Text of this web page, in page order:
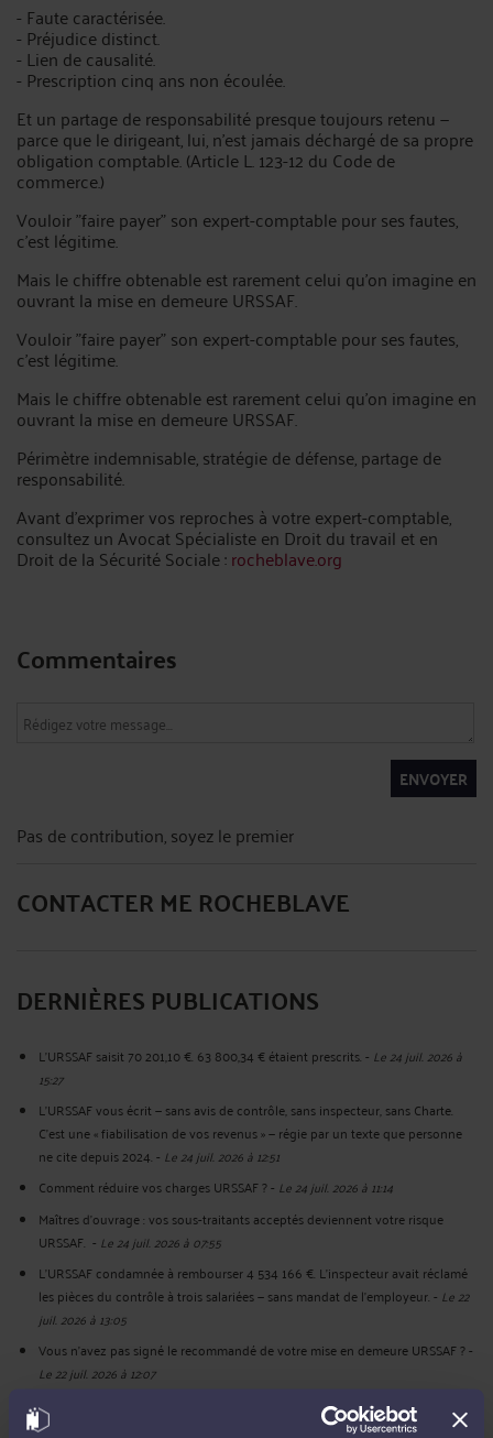
- Faute caractérisée.
- Préjudice distinct.
- Lien de causalité.
- Prescription cinq ans non écoulée.
Et un partage de responsabilité presque toujours retenu —
parce que le dirigeant, lui, n'est jamais déchargé de sa propre
obligation comptable. (Article L. 123-12 du Code de
commerce.)
Vouloir "faire payer" son expert-comptable pour ses fautes,
c'est légitime.
Mais le chiffre obtenable est rarement celui qu'on imagine en
ouvrant la mise en demeure URSSAF.
Vouloir "faire payer" son expert-comptable pour ses fautes,
c'est légitime.
Mais le chiffre obtenable est rarement celui qu'on imagine en
ouvrant la mise en demeure URSSAF.
Périmètre indemnisable, stratégie de défense, partage de
responsabilité.
Avant d'exprimer vos reproches à votre expert-comptable,
consultez un Avocat Spécialiste en Droit du travail et en
Droit de la Sécurité Sociale :rocheblave.org
Commentaires
ENVOYER
Pas de contribution, soyez le premier
CONTACTER ME ROCHEBLAVE
DERNIÈRES PUBLICATIONS
L'URSSAF saisit 70 201,10 €. 63 800,34 € étaient prescrits.- Le 24 juil. 2026 à
15:27
L'URSSAF vous écrit — sans avis de contrôle, sans inspecteur, sans Charte.
C'est une « fiabilisation de vos revenus » — régie par un texte que personne
ne cite depuis 2024.- Le 24 juil. 2026 à 12:51
Comment réduire vos charges URSSAF ?- Le 24 juil. 2026 à 11:14
Maîtres d'ouvrage : vos sous-traitants acceptés deviennent votre risque
URSSAF. - Le 24 juil. 2026 à 07:55
L'URSSAF condamnée à rembourser 4 534 166 €. L'inspecteur avait réclamé
les pièces du contrôle à trois salariées — sans mandat de l'employeur.- Le 22
juil. 2026 à 13:05
Vous n'avez pas signé le recommandé de votre mise en demeure URSSAF ?-
Le 22 juil. 2026 à 12:07
L’URSSAF peut vous devoir de l’argent — sans jamais vous le dire.
-
2026 à 21:53